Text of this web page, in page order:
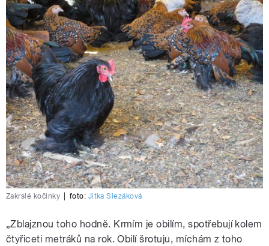
Zakrslé kočinky foto: Jitka Slezáková
„Zblajznou toho hodně. Krmím je obilím, spotřebují kolem
čtyřiceti metráků na rok. Obilí šrotuju, míchám z toho